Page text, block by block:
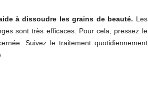
à dissoudre les grains de beauté. Les
sont très efficaces. Pour cela, pressez le
Suivez le traitement quotidiennement